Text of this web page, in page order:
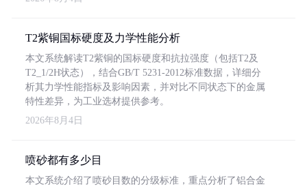
T2紫铜国标硬度及力学性能分析
本文系统解读T2紫铜的国标硬度和抗拉强度（包括T2及
T2_1/2H状态），结合GB/T 5231-2012标准数据，详细分
析其力学性能指标及影响因素，并对比不同状态下的金属
特性差异，为工业选材提供参考。
2026年8月4日
喷砂都有多少目
本文系统介绍了喷砂目数的分级标准，重点分析了铝合金